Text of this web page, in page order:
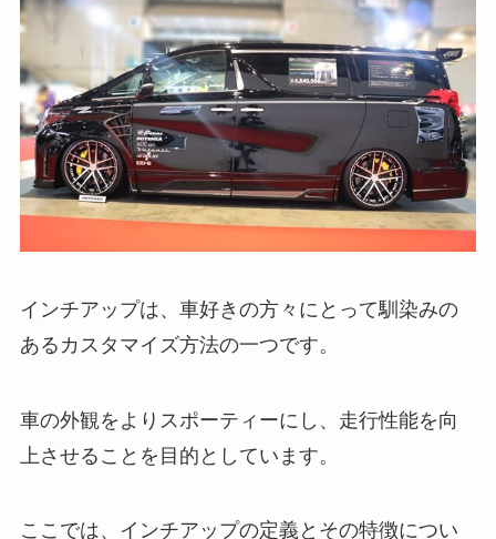
インチアップは、車好きの方々にとって馴染みの
あるカスタマイズ方法の一つです。
車の外観をよりスポーティーにし、走行性能を向
上させることを目的としています。
ここでは、インチアップの定義とその特徴につい